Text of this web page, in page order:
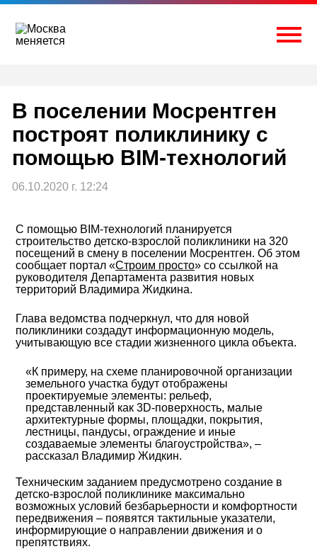
Перейти
содержимому
В поселении Мосрентген
построят поликлинику с
помощью BIM-технологий
06.10.2020 г. 12:24
С помощью BIM-технологий планируется
строительство детско-взрослой поликлиники на 320
посещений в смену в поселении Мосрентген. Об этом
сообщает портал «Строим просто» со ссылкой на
руководителя Департамента развития новых
территорий Владимира Жидкина.
Глава ведомства подчеркнул, что для новой
поликлиники создадут информационную модель,
учитывающую все стадии жизненного цикла объекта.
«К примеру, на схеме планировочной организации
земельного участка будут отображены
проектируемые элементы: рельеф,
представленный как 3D-поверхность, малые
архитектурные формы, площадки, покрытия,
лестницы, пандусы, ограждение и иные
создаваемые элементы благоустройства», –
рассказал Владимир Жидкин.
Техническим заданием предусмотрено создание в
детско-взрослой поликлинике максимально
возможных условий безбарьерности и комфортности
передвижения – появятся тактильные указатели,
информирующие о направлении движения и о
препятствиях.